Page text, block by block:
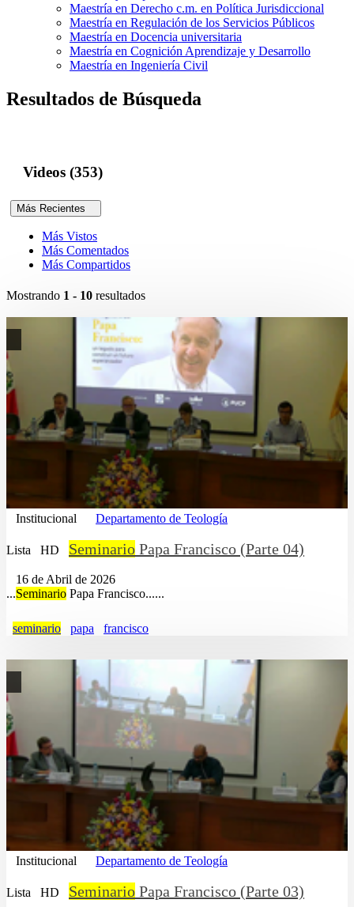
Maestría en Derecho c.m. en Política Jurisdiccional
Maestría en Regulación de los Servicios Públicos
Maestría en Docencia universitaria
Maestría en Cognición Aprendizaje y Desarrollo
Maestría en Ingeniería Civil
Resultados de Búsqueda
Videos (353)
Más Recientes
Más Vistos
Más Comentados
Más Compartidos
Mostrando 1 - 10 resultados
Institucional Departamento de Teología
Lista HD Seminario Papa Francisco (Parte 04)
16 de Abril de 2026
...Seminario Papa Francisco......
seminario papa francisco
Institucional Departamento de Teología
Lista HD Seminario Papa Francisco (Parte 03)